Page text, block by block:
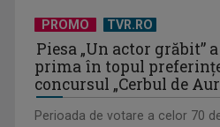
Campionatelor ...
PROMO TVR.RO
Piesa „Un actor grăbit”
prima în topul
concursul „Cerbul de
Perioada de votare a celor 70